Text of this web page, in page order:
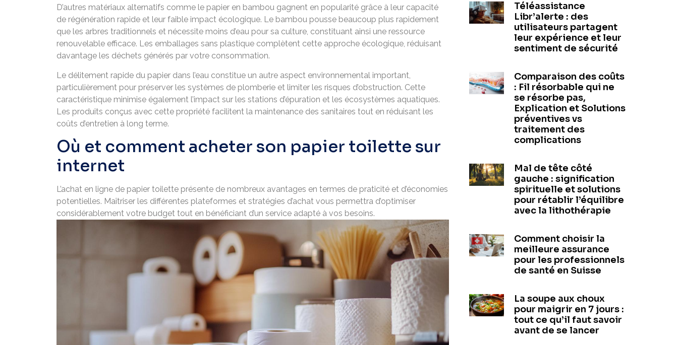
D’autres matériaux alternatifs comme le papier en bambou gagnent en popularité grâce à leur capacité
de régénération rapide et leur faible impact écologique. Le bambou pousse beaucoup plus rapidement
que les arbres traditionnels et nécessite moins d’eau pour sa culture, constituant ainsi une ressource
renouvelable efficace. Les emballages sans plastique complètent cette approche écologique, réduisant
davantage les déchets générés par votre consommation.
Le délitement rapide du papier dans l’eau constitue un autre aspect environnemental important,
particulièrement pour préserver les systèmes de plomberie et limiter les risques d’obstruction. Cette
caractéristique minimise également l’impact sur les stations d’épuration et les écosystèmes aquatiques.
Les produits conçus avec cette propriété facilitent la maintenance des sanitaires tout en réduisant les
coûts d’entretien à long terme.
Où et comment acheter son papier toilette sur
internet
L’achat en ligne de papier toilette présente de nombreux avantages en termes de praticité et d’économies
potentielles. Maîtriser les différentes plateformes et stratégies d’achat vous permettra d’optimiser
considérablement votre budget tout en bénéficiant d’un service adapté à vos besoins.
Téléassistance
Libr’alerte : des
utilisateurs partagent
leur expérience et leur
sentiment de sécurité
Comparaison des coûts
: Fil résorbable qui ne
se résorbe pas,
Explication et Solutions
préventives vs
traitement des
complications
Mal de tête côté
gauche : signification
spirituelle et solutions
pour rétablir l’équilibre
avec la lithothérapie
Comment choisir la
meilleure assurance
pour les professionnels
de santé en Suisse
La soupe aux choux
pour maigrir en 7 jours :
tout ce qu’il faut savoir
avant de se lancer